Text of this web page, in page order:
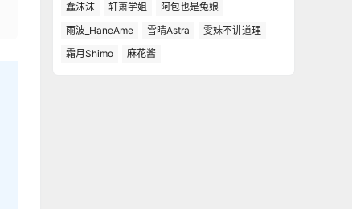
蠢沫沫
轩萧学姐
阿包也是兔娘
雨波_HaneAme
雪晴Astra
雯妹不讲道理
霜月Shimo
麻花酱